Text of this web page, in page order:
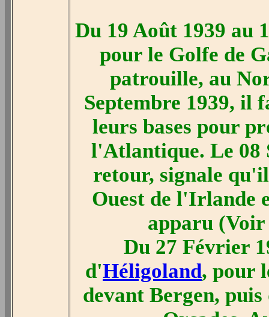
Du 19 Août 1939 au
pour le Golfe de
patrouille, au
Septembre 1939, il
leurs bases pour
l'Atlantique. Le 08
retour, signale
Ouest de l'Irlande
apparu (Voir
Du 27 Février
d'Héligoland, pour
devant Bergen, puis